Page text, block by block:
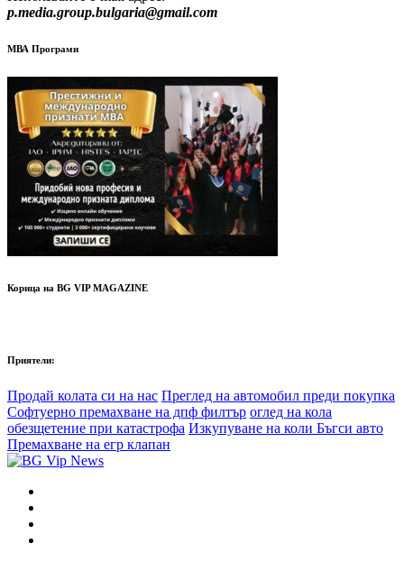
p.media.group.bulgaria@gmail.com
МВА Програми
Корица на BG VIP MAGAZINE
Приятели:
Продай колата си на нас Преглед на автомобил преди покупка
Софтуерно премахване на дпф филтър оглед на кола
обезщетение при катастрофа Изкупуване на коли Бъгси авто
Премахване на егр клапан